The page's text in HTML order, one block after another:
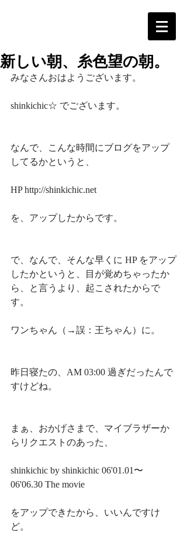
新しい朝、糸色望の朝。
みなさんおはようございます。
shinkichic☆ でございます。
なんで、こんな時間にブログをアップ
してるかというと、
HP http://shinkichic.net
を、アップしたからです。
で、なんで、そんな早くに HP をアップ
したかというと、目が覚めちゃったか
ら、と言うより、起こされたからで
す。
ワンちゃん（→誤：王ちゃん）に。
昨日寝たの、AM 03:00 過ぎだったんで
すけどね。
まぁ、おかげさまで、マイブラザーか
らリクエストのあった、
shinkichic by shinkichic 06'01.01〜
06'06.30 The movie
をアップできたから、いいんですけ
ど。